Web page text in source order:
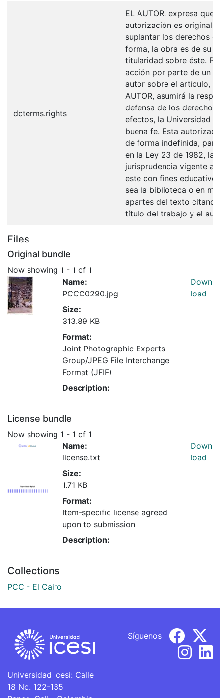
dcterms.rights
EL AUTOR, expresa
autorización es original
suplantar los derechos
forma, la obra es de su
titularidad sobre éste.
acción por parte de un
autor sobre el artículo,
AUTOR, asumirá la
defensa de los
efectos, la Universidad
buena fe. Esta
de forma indefinida,
en la Ley 23 de 1982, la
jurisprudencia vigente
este con fines
sea la biblioteca o en
apartes del texto
título del trabajo y el
Files
Original bundle
Now showing 1 - 1 of 1
Name:
PCCC0290.jpg
Size:
313.89 KB
Format:
Joint Photographic Experts
Group/JPEG File Interchange
Format (JFIF)
Description:
Down
load
License bundle
Now showing 1 - 1 of 1
Name:
license.txt
Size:
1.71 KB
Format:
Item-specific license agreed
upon to submission
Description:
Down
load
Collections
PCC - El Cairo
Universidad Icesi: Calle
18 No. 122-135
Síguenos